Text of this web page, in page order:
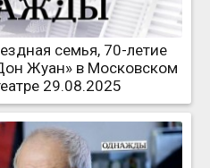
семья, 70-летие
Жуан» в Московском
29.08.2025